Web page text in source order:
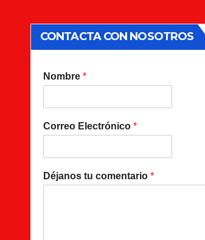
CONTACTA CON NOSOTROS
Nombre *
Correo Electrónico *
Déjanos tu comentario *